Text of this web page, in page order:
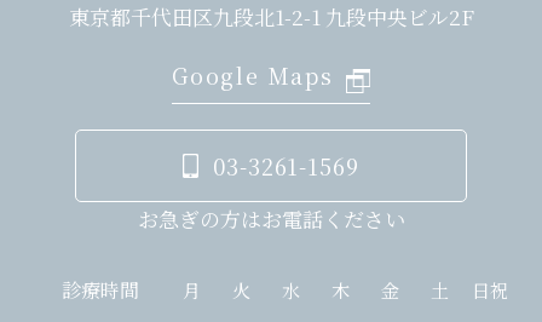
東京都千代田区九段北1-2-1 九段中央ビル2F
Google Maps
03-3261-1569
お急ぎの方はお電話ください
診療時間 月 火 水 木 金 土 日祝